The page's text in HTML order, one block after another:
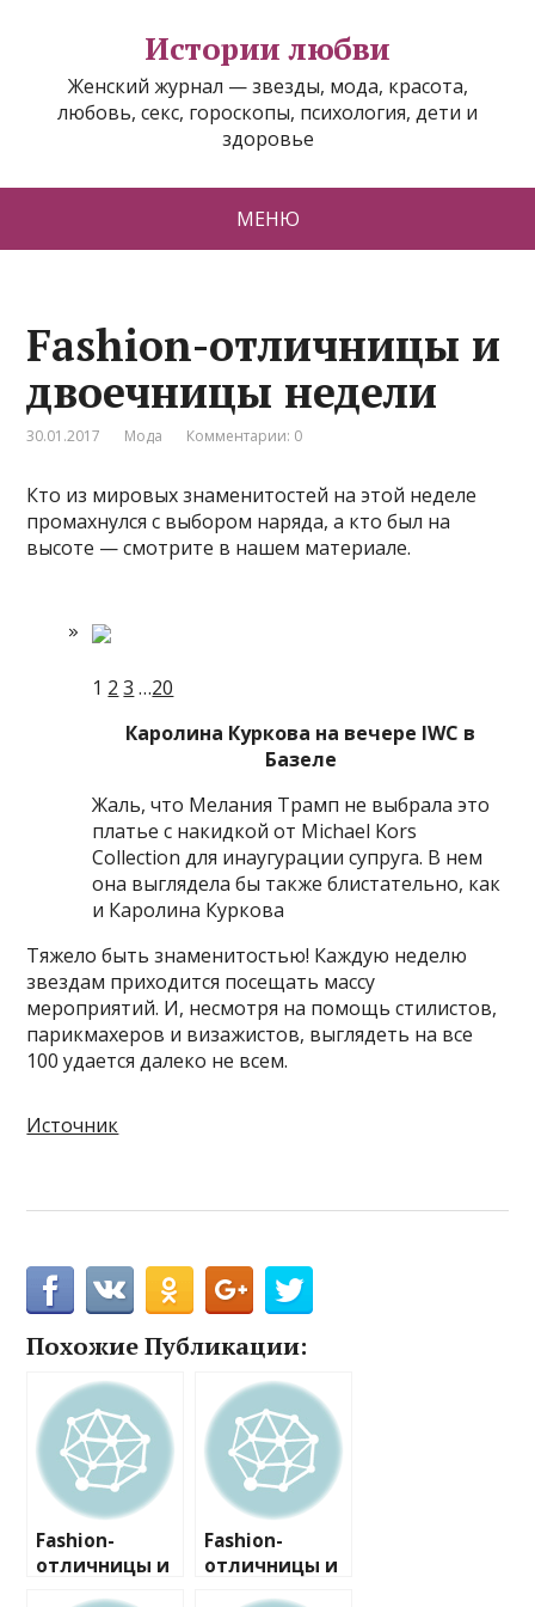
Истории любви
Женский журнал — звезды, мода, красота,
любовь, секс, гороскопы, психология, дети и
здоровье
МЕНЮ
Fashion-отличницы и
двоечницы недели
30.01.2017 Мода Комментарии: 0
Кто из мировых знаменитостей на этой неделе
промахнулся с выбором наряда, а кто был на
высоте — смотрите в нашем материале.
1 2 3 …20
Каролина Куркова на вечере IWC в
Базеле
Жаль, что Мелания Трамп не выбрала это
платье с накидкой от Michael Kors
Collection для инаугурации супруга. В нем
она выглядела бы также блистательно, как
и Каролина Куркова
Тяжело быть знаменитостью! Каждую неделю
звездам приходится посещать массу
мероприятий. И, несмотря на помощь стилистов,
парикмахеров и визажистов, выглядеть на все
100 удается далеко не всем.
Источник
Похожие Публикации:
Fashion-
отличницы и
Fashion-
отличницы и